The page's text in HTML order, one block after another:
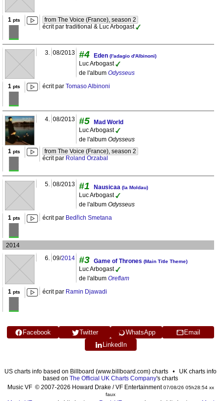
1 pts
from The Voice (France), season 2
écrit par traditional & Luc Arbogast
3. 08/2013 #4 Eden (l'adagio d'Albinoni)
Luc Arbogast
de l'album Odysseus
1 pts écrit par Tomaso Albinoni
4. 08/2013 #5
Mad World
Luc Arbogast
de l'album Odysseus
1 pts
from The Voice (France), season 2
écrit par Roland Orzabal
5. 08/2013 #1 Nausicaa (la Moldau)
Luc Arbogast
de l'album Odysseus
1 pts écrit par Bedřich Smetana
2014
6. 09/2014 #3 Game of Thrones (Main Title Theme)
Luc Arbogast
de l'album Oreflam
1 pts écrit par Ramin Djawadi
Facebook Twitter WhatsApp
Email
LinkedIn
US charts info based on Billboard (www.billboard.com) charts • UK charts info
based on The Official UK Charts Company's charts
Music VF © 2007-2026 Howard Drake / VF Entertainment07/08/26 05h28:54 xx
faux